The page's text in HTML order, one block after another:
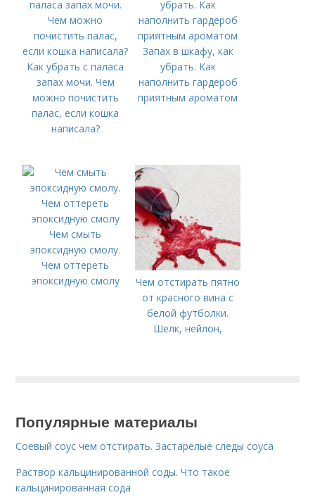
домашних условиях.
Вяленые помидоры в
домашних условиях
— рецепт
приготовления в
сушилке для овощей,
пальчики оближешь
Как убрать с паласа
запах мочи. Чем
можно почистить
палас, если кошка
написала?
Запах в шкафу, как
убрать. Как
наполнить гардероб
приятным ароматом
Чем смыть
эпоксидную смолу.
Чем оттереть
эпоксидную смолу
Чем отстирать пятно
от красного вина с
белой футболки.
Шелк, нейлон,
Популярные материалы
Соевый соус чем отстирать. Застарелые следы соуса
Раствор кальцинированной соды. Что такое
кальцинированная сода